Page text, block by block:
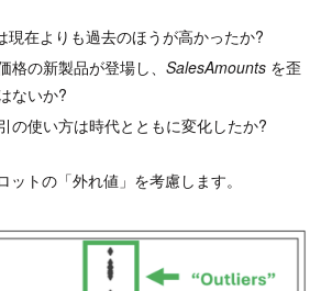
現在よりも過去のほうが高かったか?
格の新製品が登場し、 SalesAmountsを歪
ないか?
の使い方は時代とともに変化したか?
トの「外れ値」を考慮します。